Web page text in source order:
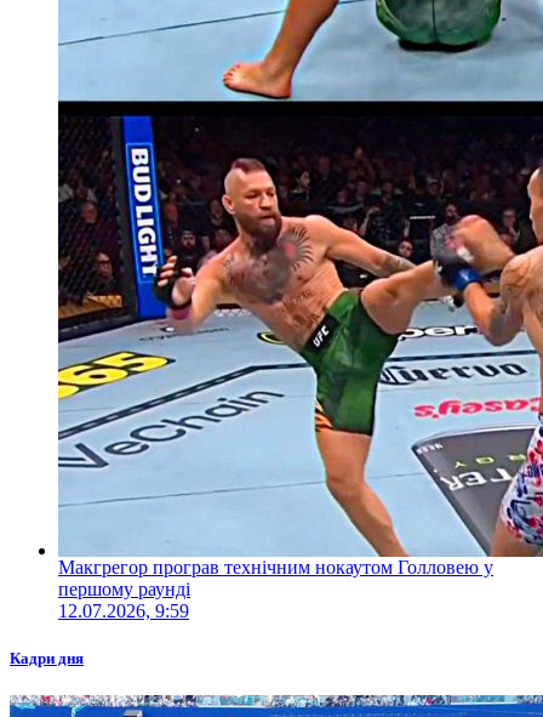
Макгрегор програв технічним нокаутом Голловею у
першому раунді
12.07.2026, 9:59
Кадри дня